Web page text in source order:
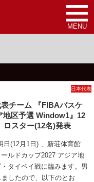
MENU
日本代表
チーム 『FIBAバスケ
地区予選 Window1』12
スター(12名)発表
日(12月1日) 、新荘体育館
ルドカップ2027 アジア地
タイペイ戦に臨みます。男
したので、以下のとお